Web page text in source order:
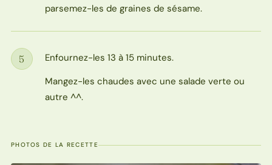
parsemez-les de graines de sésame.
Étape
5
Enfournez-les 13 à 15 minutes.
Mangez-les chaudes avec une salade verte ou
autre ^^.
PHOTOS DE LA RECETTE